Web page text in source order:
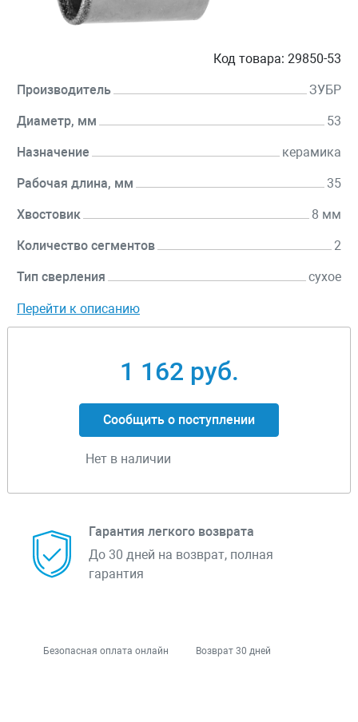
Код товара: 29850-53
Производитель ЗУБР
Диаметр, мм 53
Назначение керамика
Рабочая длина, мм 35
Хвостовик 8 мм
Количество сегментов 2
Тип сверления сухое
Перейти к описанию
1 162 руб.
Сообщить о поступлении
Нет в наличии
Гарантия легкого возврата
До 30 дней на возврат, полная
гарантия
Безопасная оплата онлайн Возврат 30 дней